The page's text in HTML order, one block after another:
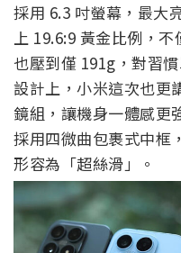
採用 6.3 吋螢幕，最大
上 19.6:9 黃金比例，
也壓到僅 191g，對習
設計上，小米這次也更
鏡組，讓機身一體感更
採用四微曲包裹式中框
形容為「超絲滑」。